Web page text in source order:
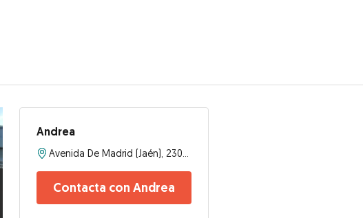
Andrea
Contacta con Andrea